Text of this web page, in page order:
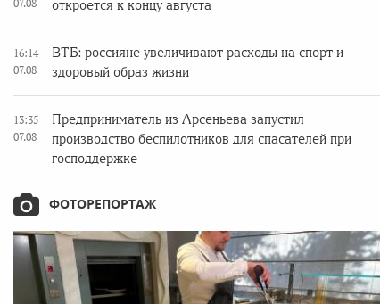
07.08
откроется к концу августа
16:14
07.08
ВТБ: россияне увеличивают расходы на спорт и
здоровый образ жизни
13:35
07.08
Предприниматель из Арсеньева запустил
производство беспилотников для спасателей при
господдержке
ФОТОРЕПОРТАЖ